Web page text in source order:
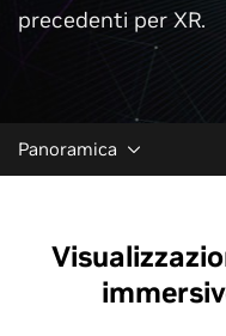
precedenti per XR.
Panoramica